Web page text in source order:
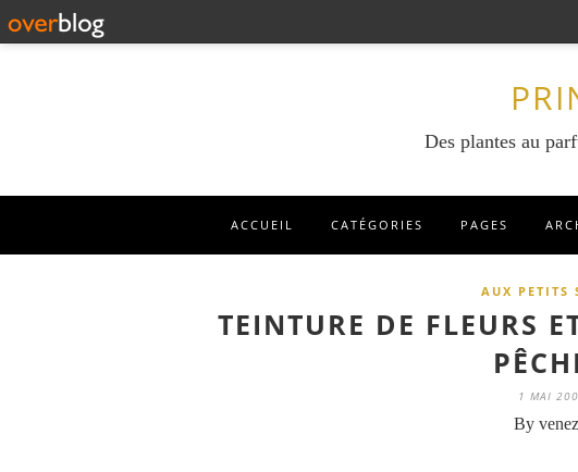
Des plantes au
ACCUEIL CATÉGORIES PAGES
AUX PETITS
TEINTURE DE FLEURS
1 MAI
By